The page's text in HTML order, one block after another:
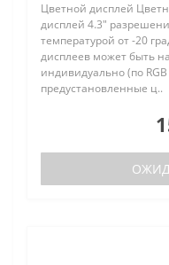
Цветной дисплей
дисплей 4.3"
температурой от -20
дисплеев может быть
индивидуально (по
предустановленные ц..